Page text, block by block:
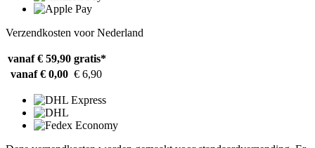
Verzendkosten voor Nederland
vanaf € 59,90 gratis*
vanaf € 0,00 € 6,90